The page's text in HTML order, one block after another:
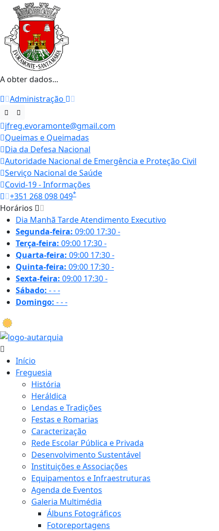
A obter dados...
Administração
jfreg.evoramonte@gmail.com
Queimas e Queimadas
Dia da Defesa Nacional
Autoridade Nacional de Emergência e Proteção Civil
Serviço Nacional de Saúde
Covid-19 - Informações
+351 268 098 049*
Horários
Dia Manhã TardeAtendimento Executivo
Segunda-feira: 09:00 17:30-
Terça-feira: 09:00 17:30-
Quarta-feira: 09:00 17:30-
Quinta-feira: 09:00 17:30-
Sexta-feira: 09:00 17:30-
Sábado: ---
Domingo: ---
Início
Freguesia
História
Heráldica
Lendas e Tradições
Festas e Romarias
Caracterização
Rede Escolar Pública e Privada
Desenvolvimento Sustentável
Instituições e Associações
Equipamentos e Infraestruturas
Agenda de Eventos
Galeria Multimédia
Álbuns Fotográficos
Fotoreportagens